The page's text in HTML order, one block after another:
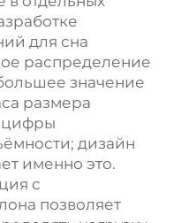
для сна
распределение
значение
размера
цифры
дизайн
именно это.
с
позволяет